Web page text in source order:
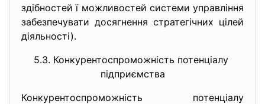
здібностей ї можливостей системи управління
забезпечувати досягнення стратегічних цілей
діяльності).
5.3. Конкурентоспроможність потенціалу
підприємства
Конкурентоспроможність потенціалу